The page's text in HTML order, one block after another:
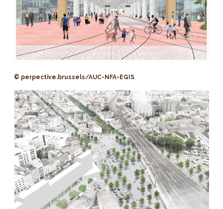
© perpective.brussels/AUC-NFA-EGIS